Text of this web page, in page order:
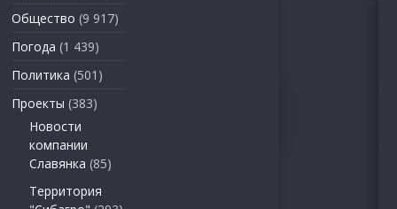
Общество (9 917)
Погода (1 439)
Политика (501)
Проекты (383)
Новости
компании
Славянка (85)
Территория